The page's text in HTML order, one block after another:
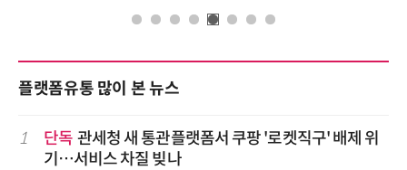
플랫폼유통 많이 본 뉴스
1 단독 관세청 새 통관플랫폼서 쿠팡 '로켓직구' 배제 위
기…서비스 차질 빚나